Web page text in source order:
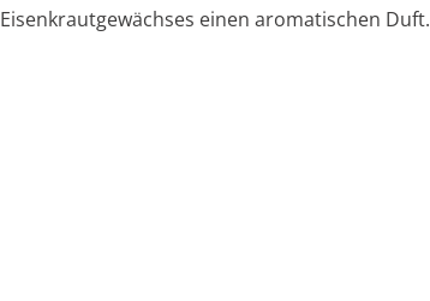
Eisenkrautgewächses einen aromatischen Duft.